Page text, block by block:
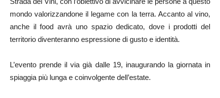
mondo valorizzandone il legame con la terra. Accanto al vino,
anche il food avrà uno spazio dedicato, dove i prodotti del
territorio diventeranno espressione di gusto e identità.
L’evento prende il via già dalle 19, inaugurando la giornata in
spiaggia più lunga e coinvolgente dell’estate.